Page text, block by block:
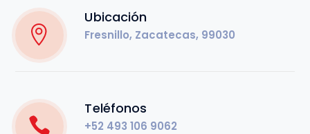
Ubicación
Fresnillo, Zacatecas, 99030
Teléfonos
+52 493 106 9062